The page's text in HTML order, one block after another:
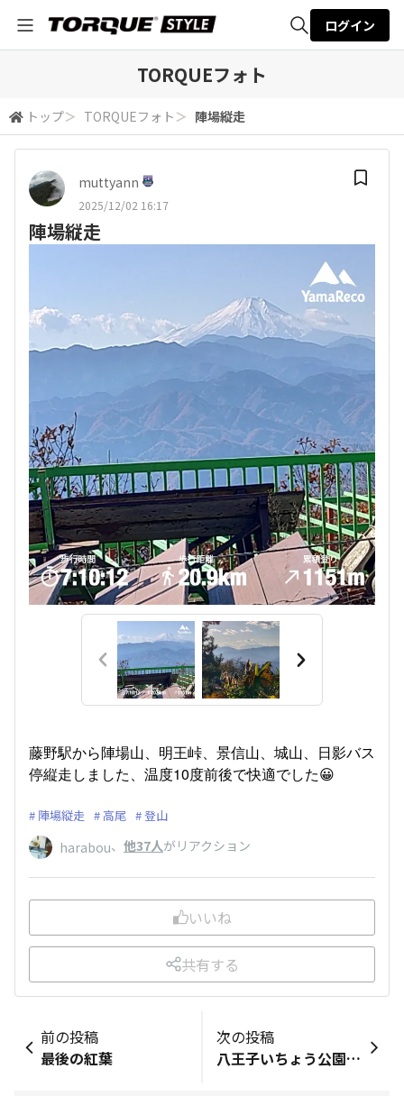
検索
ログイン
TORQUEフォト
トップ＞ TORQUEフォト ＞ 陣場縦走
muttyann
2025/12/02 16:17
陣場縦走
藤野駅から陣場山、明王峠、景信山、城山、日影バス
停縦走しました、温度10度前後で快適でした😀
陣場縦走 高尾 登山
harabou、 他37人がリアクション
いいね
共有する
前の投稿
最後の紅葉
次の投稿
八王子いちょう公園のいちょう